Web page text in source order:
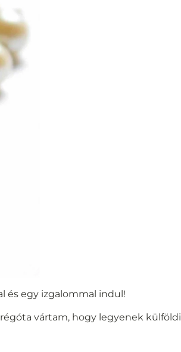
és egy izgalommal indul!
vártam, hogy legyenek külföldi